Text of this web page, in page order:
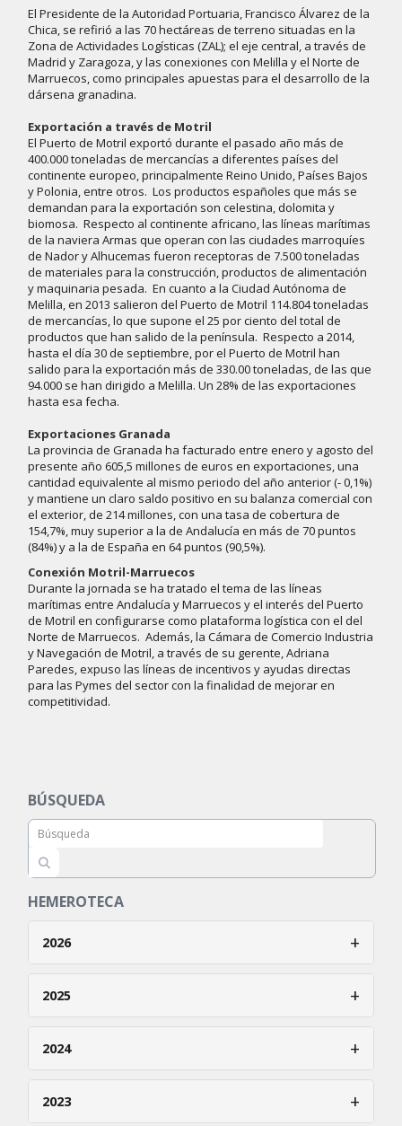
El Presidente de la Autoridad Portuaria, Francisco Álvarez de la
Chica, se refirió a las 70 hectáreas de terreno situadas en la
Zona de Actividades Logísticas (ZAL); el eje central, a través de
Madrid y Zaragoza, y las conexiones con Melilla y el Norte de
Marruecos, como principales apuestas para el desarrollo de la
dársena granadina.
Exportación a través de Motril
El Puerto de Motril exportó durante el pasado año más de
400.000 toneladas de mercancías a diferentes países del
continente europeo, principalmente Reino Unido, Países Bajos
y Polonia, entre otros. Los productos españoles que más se
demandan para la exportación son celestina, dolomita y
biomosa. Respecto al continente africano, las líneas marítimas
de la naviera Armas que operan con las ciudades marroquíes
de Nador y Alhucemas fueron receptoras de 7.500 toneladas
de materiales para la construcción, productos de alimentación
y maquinaria pesada. En cuanto a la Ciudad Autónoma de
Melilla, en 2013 salieron del Puerto de Motril 114.804 toneladas
de mercancías, lo que supone el 25 por ciento del total de
productos que han salido de la península. Respecto a 2014,
hasta el día 30 de septiembre, por el Puerto de Motril han
salido para la exportación más de 330.00 toneladas, de las que
94.000 se han dirigido a Melilla. Un 28% de las exportaciones
hasta esa fecha.
Exportaciones Granada
La provincia de Granada ha facturado entre enero y agosto del
presente año 605,5 millones de euros en exportaciones, una
cantidad equivalente al mismo periodo del año anterior (- 0,1%)
y mantiene un claro saldo positivo en su balanza comercial con
el exterior, de 214 millones, con una tasa de cobertura de
154,7%, muy superior a la de Andalucía en más de 70 puntos
(84%) y a la de España en 64 puntos (90,5%).
Conexión Motril-Marruecos
Durante la jornada se ha tratado el tema de las líneas
marítimas entre Andalucía y Marruecos y el interés del Puerto
de Motril en configurarse como plataforma logística con el del
Norte de Marruecos. Además, la Cámara de Comercio Industria
y Navegación de Motril, a través de su gerente, Adriana
Paredes, expuso las líneas de incentivos y ayudas directas
para las Pymes del sector con la finalidad de mejorar en
competitividad.
BÚSQUEDA
HEMEROTECA
2026 +
Febrero
Marzo
Abril
2025 +
Febrero
Marzo
2024 +
Febrero
2023 +